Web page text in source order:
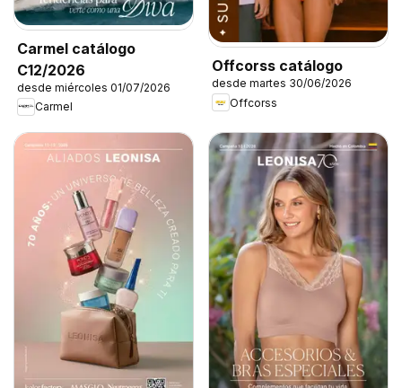
Carmel catálogo
C12/2026
desde miércoles 01/07/2026
Carmel
Offcorss catálogo
desde martes 30/06/2026
Offcorss